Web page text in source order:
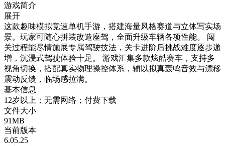
游戏简介
展开
这款趣味模拟竞速单机手游，搭建海量风格赛道与立体写实场
景。玩家可随心拼装改造座驾，全面升级车辆各项性能。 闯
关过程能尽情施展专属驾驶技法，关卡进阶后挑战难度逐步递
增，沉浸式驾驶体验十足。 游戏汇集多款炫酷赛车，支持多
视角切换，搭配真实物理操控体系，辅以拟真轰鸣音效与漂移
震动反馈，临场感拉满。
基本信息
12岁以上；无需网络；付费下载
文件大小
91MB
当前版本
6.05.25